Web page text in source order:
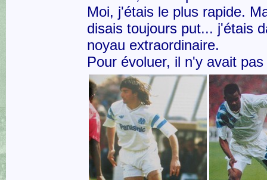
Moi, j'étais le plus rapide.
disais toujours put... j'étais
noyau extraordinaire.
Pour évoluer, il n'y avait